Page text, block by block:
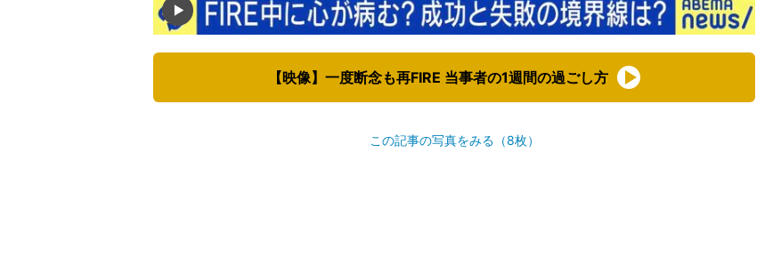
【映像】一度断念も再FIRE 当事者の1週間の過ごし方
この記事の写真をみる（8枚）